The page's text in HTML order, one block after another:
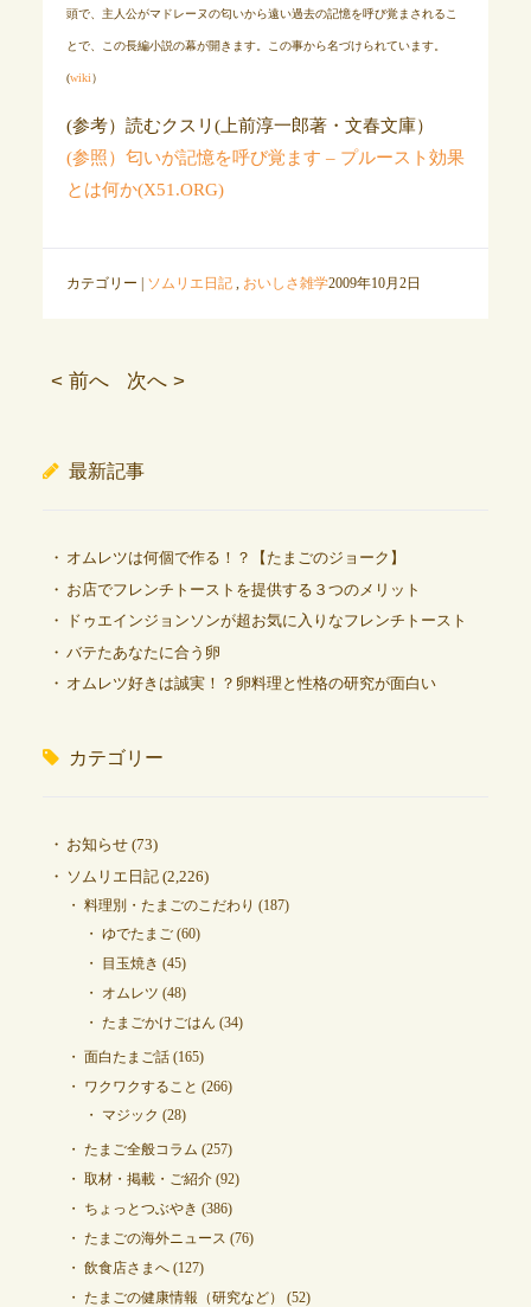
頭で、主人公がマドレーヌの匂いから遠い過去の記憶を呼び覚まされるこ
とで、この長編小説の幕が開きます。この事から名づけられています。
(wiki）
(参考）読むクスリ(上前淳一郎著・文春文庫）
(参照）匂いが記憶を呼び覚ます – プルースト効果
とは何か(X51.ORG)
カテゴリー | ソムリエ日記, おいしさ雑学2009年10月2日
< 前へ 次へ >
最新記事
オムレツは何個で作る！？【たまごのジョーク】
お店でフレンチトーストを提供する３つのメリット
ドゥエインジョンソンが超お気に入りなフレンチトースト
バテたあなたに合う卵
オムレツ好きは誠実！？卵料理と性格の研究が面白い
カテゴリー
お知らせ(73)
ソムリエ日記(2,226)
料理別・たまごのこだわり (187)
ゆでたまご(60)
目玉焼き (45)
オムレツ (48)
たまごかけごはん (34)
面白たまご話(165)
ワクワクすること (266)
マジック (28)
たまご全般コラム (257)
取材・掲載・ご紹介(92)
ちょっとつぶやき (386)
たまごの海外ニュース (76)
飲食店さまへ(127)
たまごの健康情報（研究など）
(52)